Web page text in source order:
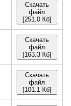
Скачать
файл
[251.0 Кб]
Скачать
файл
[163.3 Кб]
Скачать
файл
[101.1 Кб]